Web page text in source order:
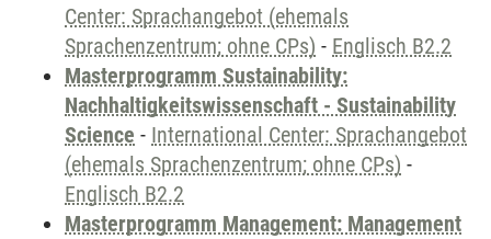
Center: Sprachangebot (ehemals
Sprachenzentrum; ohne CPs) - Englisch B2.2
Masterprogramm Sustainability:
Nachhaltigkeitswissenschaft - Sustainability
Science - International Center: Sprachangebot
(ehemals Sprachenzentrum; ohne CPs) -
Englisch B2.2
Masterprogramm Management: Management